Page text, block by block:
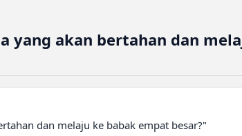
yang akan bertahan dan